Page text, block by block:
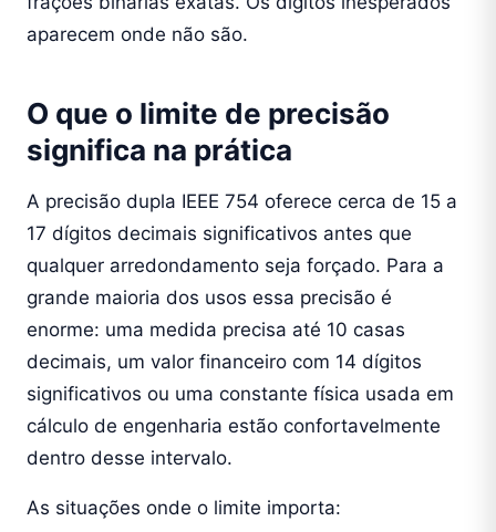
aparecem onde não são.
O que o limite de precisão
significa na prática
A precisão dupla IEEE 754 oferece cerca de 15 a
17 dígitos decimais significativos antes que
qualquer arredondamento seja forçado. Para a
grande maioria dos usos essa precisão é
enorme: uma medida precisa até 10 casas
decimais, um valor financeiro com 14 dígitos
significativos ou uma constante física usada em
cálculo de engenharia estão confortavelmente
dentro desse intervalo.
As situações onde o limite importa: